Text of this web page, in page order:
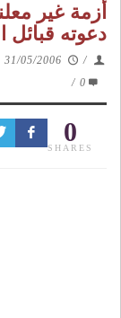
أزمة غير
دعوته قبائل
/
31/05/2006
0
/
0
SHARES